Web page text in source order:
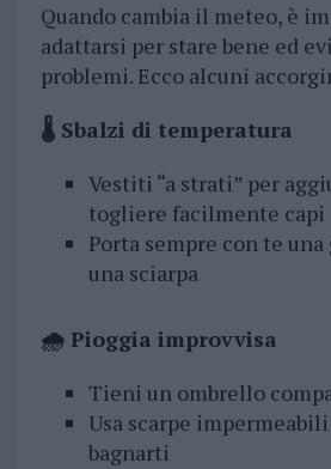
Quando cambia il meteo, è
adattarsi per stare bene ed
problemi. Ecco alcuni
🌡️ Sbalzi di temperatura
Vestiti “a strati” per
togliere facilmente capi
Porta sempre con te
una sciarpa
🌧️ Pioggia improvvisa
Tieni un ombrello
Usa scarpe
bagnarti